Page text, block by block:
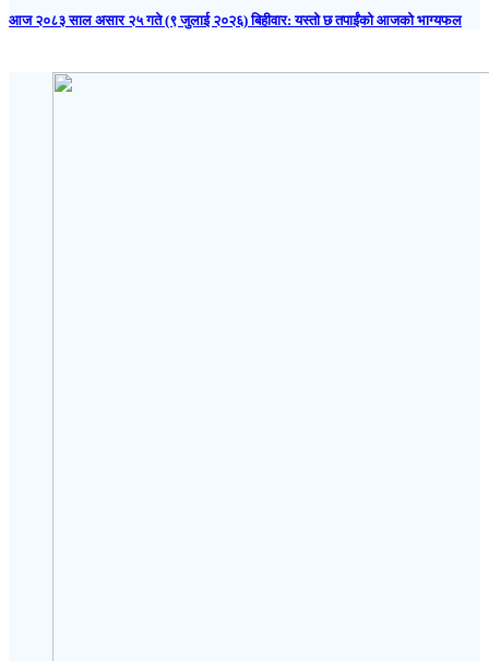
आज २०८३ साल असार २५ गते (९ जुलाई २०२६) बिहीवार: यस्तो छ तपाईंको आजको भाग्यफल